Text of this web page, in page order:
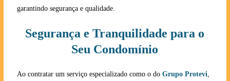
garantindo segurança e qualidade.
Segurança e Tranquilidade para o
Seu Condomínio
Ao contratar um serviço especializado como o do Grupo Protevi,